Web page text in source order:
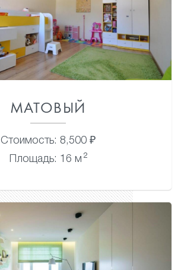
МАТОВЫЙ
Стоимость: 8,500 ₽
Площадь: 16 м 2